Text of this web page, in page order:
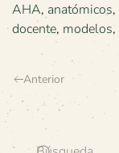
AHA, anatómicos,
docente, modelos,
Anterior